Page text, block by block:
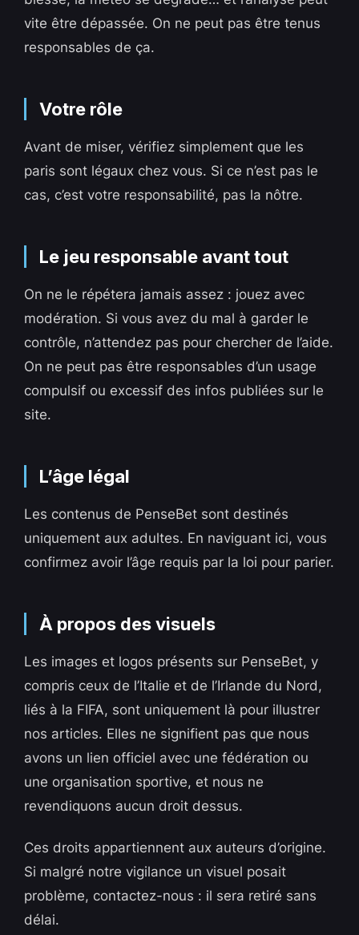
vite être dépassée. On ne peut pas être tenus
responsables de ça.
Votre rôle
Avant de miser, vérifiez simplement que les
paris sont légaux chez vous. Si ce n’est pas le
cas, c’est votre responsabilité, pas la nôtre.
Le jeu responsable avant tout
On ne le répétera jamais assez : jouez avec
modération. Si vous avez du mal à garder le
contrôle, n’attendez pas pour chercher de l’aide.
On ne peut pas être responsables d’un usage
compulsif ou excessif des infos publiées sur le
site.
L’âge légal
Les contenus de PenseBet sont destinés
uniquement aux adultes. En naviguant ici, vous
confirmez avoir l’âge requis par la loi pour parier.
À propos des visuels
Les images et logos présents sur PenseBet, y
compris ceux de l’Italie et de l’Irlande du Nord,
liés à la FIFA, sont uniquement là pour illustrer
nos articles. Elles ne signifient pas que nous
avons un lien officiel avec une fédération ou
une organisation sportive, et nous ne
revendiquons aucun droit dessus.
Ces droits appartiennent aux auteurs d’origine.
Si malgré notre vigilance un visuel posait
problème, contactez-nous : il sera retiré sans
délai.